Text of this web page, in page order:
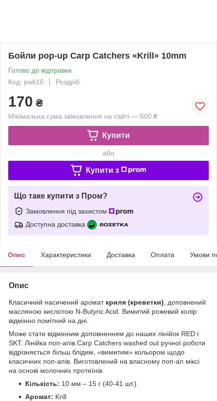
Бойли pop-up Carp Catchers «Krill» 10mm
Готово до відправки
Код: pwk10
Роздріб
170 ₴
Мінімальна сума замовлення на сайті — 500 ₴
Купити
або
Купити з
Що таке купити з Пром?
Замовлення під захистом
Доступна доставка
Опис Характеристики Доставка Оплата Умови
Опис
Класичний насичений аромат криля (креветки) , доповнений
масляною кислотою N-Butyric Acid. Вимитий рожевий колір
відмінно помітний на дні.
Може стати відмінним доповненням до наших лінійок RED і
SKT. Лінійка поп-апів Carp Catchers washed out ручної роботи
відрізняється більш блідим, «вимитим» кольором щодо
класичних поп-апів. Виготовлений на власному поп-ап міксі
на основі молочних протеїнів.
Кількість: 10 мм – 15 г (40-41 шт.)
Аромат: Krill